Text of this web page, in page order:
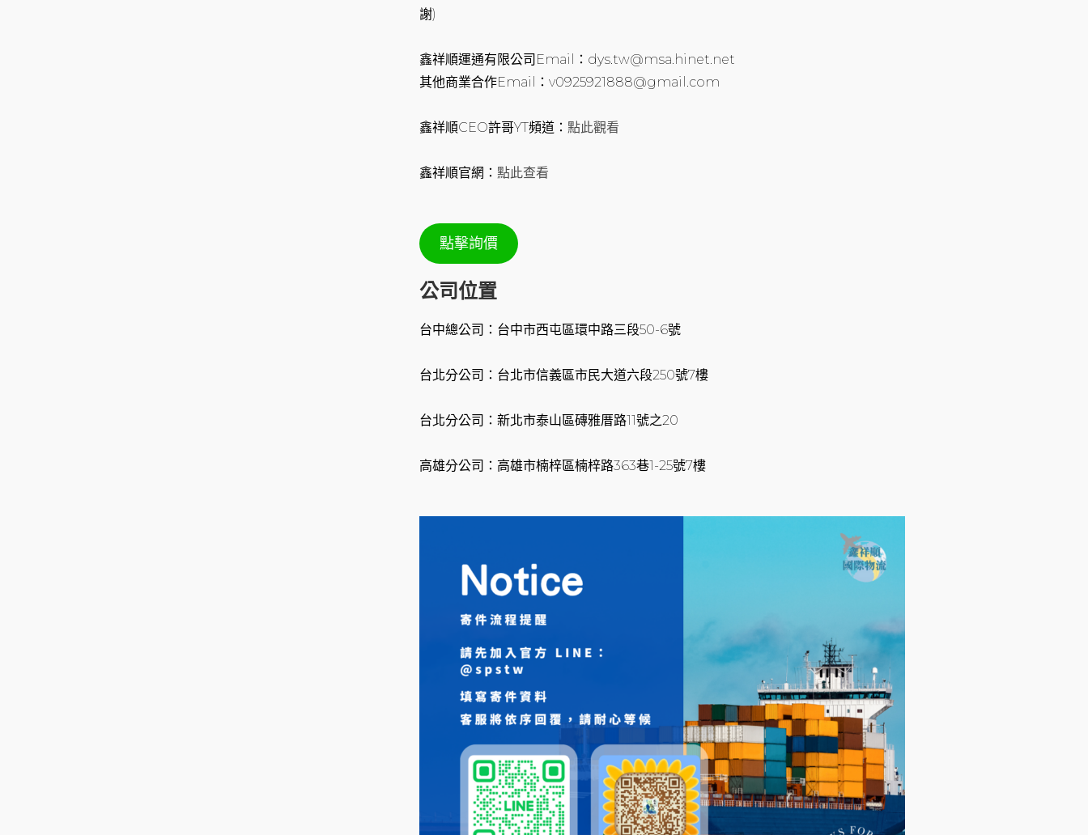
謝)
鑫祥順運通有限公司Email：dys.tw@msa.hinet.net
其他商業合作Email：v0925921888@gmail.com
鑫祥順CEO許哥YT頻道： 點此觀看
鑫祥順官網： 點此查看
點擊詢價
公司位置
台中總公司：台中市西屯區環中路三段50-6號
台北分公司：台北市信義區市民大道六段250號7樓
台北分公司：新北市泰山區磚雅厝路11號之20
高雄分公司：高雄市楠梓區楠梓路363巷1-25號7樓